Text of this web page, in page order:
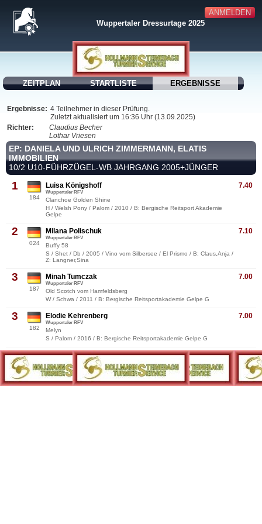
ANMELDEN
Wuppertaler Dressurtage 2025
ZEITPLAN STARTLISTE ERGEBNISSE
Ergebnisse: 4 Teilnehmer in dieser Prüfung.
Zuletzt aktualisiert um 16:36 Uhr (13.09.2025)
Richter:
Claudius Becher
Lothar Vriesen
EP: DANIELA UND ULRICH ZIMMERMANN, ELATIS
IMMOBILIEN
10/2 U10-FÜHRZÜGEL-WB JAHRGANG 2005+JÜNGER
1
184
7.40
Luisa Königshoff
Wuppertaler RFV
Clanchoe Golden Shine
H / Welsh Pony / Palom / 2010 / B: Bergische Reitsport Akademie
Gelpe
2
024
7.10
Milana Polischuk
Wuppertaler RFV
Buffy 58
S / Shet / Db / 2005 / Vino vom Silbersee / El Prismo / B: Claus,Anja /
Z: Langner,Sina
3
187
7.00
Minah Tumczak
Wuppertaler RFV
Old Scotch vom Hamfeldsberg
W / Schwa / 2011 / B: Bergische Reitsportakademie Gelpe G
3
182
7.00
Elodie Kehrenberg
Wuppertaler RFV
Melyn
S / Palom / 2016 / B: Bergische Reitsportakademie Gelpe G